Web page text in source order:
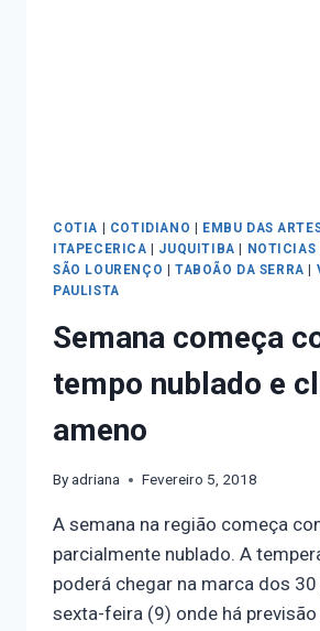
COTIA | COTIDIANO | EMBU DAS
ITAPECERICA | JUQUITIBA |
SÃO LOURENÇO | TABOÃO DA SERRA |
PAULISTA
Semana começa
tempo nublado e
ameno
Byadriana Fevereiro 5, 2018
A semana na região começa
parcialmente nublado. A
poderá chegar na marca dos
sexta-feira (9) onde há previsão